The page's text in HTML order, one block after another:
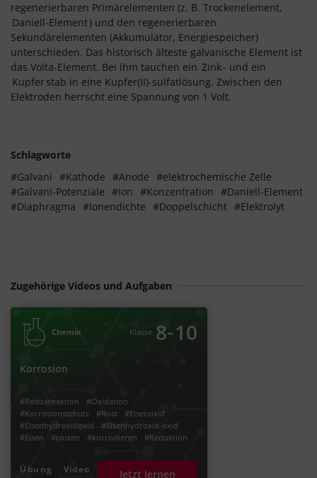
regenerierbaren Primärelementen (z. B. Trockenelement,
Daniell-Element) und den regenerierbaren
Sekundärelementen (Akkumulator, Energiespeicher)
unterschieden. Das historisch älteste galvanische Element ist
das Volta-Element. Bei ihm tauchen ein Zink- und ein
Kupferstab in eine Kupfer(II)-sulfatlösung. Zwischen den
Elektroden herrscht eine Spannung von 1 Volt.
Schlagworte
#Galvani
#Kathode #Anode #elektrochemische Zelle
#Galvani-Potenziale #Ion #Konzentration #Daniell-Element
#Diaphragma #Ionendichte #Doppelschicht #Elektrolyt
Zugehörige Videos und Aufgaben
Chemie Klasse 8‐10
Korrosion
#Redoxreaktion
#Oxidation
#Korrosionsschutz
#Rost
#Eisenoxid
#Eisenhydroxidoxid
#Eisenhydroxid-oxid
#Eisen
#rosten #korrodieren
#Reduktion
#Wasser
#Sauerstoff
#Korrosion
Übung
Video
Jetzt lernen